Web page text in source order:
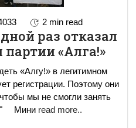
2 min read
раз отказал
«Алга!»
«Алгу!» в легитимном
регистрации. Поэтому они
мы не смогли занять
нишу в политическом поле." Мини read more..